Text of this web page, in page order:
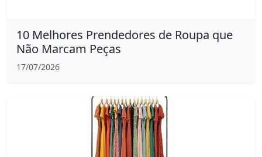
10 Melhores Prendedores de Roupa que
Não Marcam Peças
17/07/2026